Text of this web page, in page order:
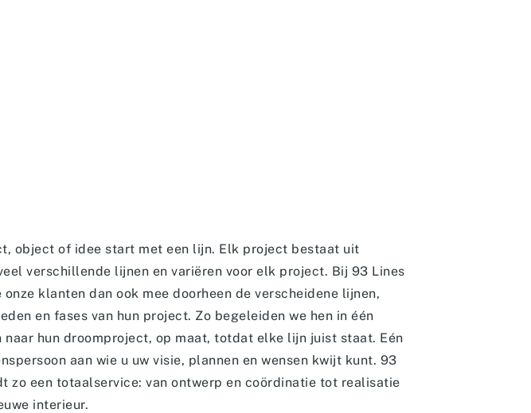
object of idee start met een lijn. Elk project bestaat uit
verschillende lijnen en variëren voor elk project. Bij 93 Lines
onze klanten dan ook mee doorheen de verscheidene lijnen,
en fases van hun project. Zo begeleiden we hen in één
naar hun droomproject, op maat, totdat elke lijn juist staat. Eén
aan wie u uw visie, plannen en wensen kwijt kunt. 93
zo een totaalservice: van ontwerp en coördinatie tot realisatie
interieur.